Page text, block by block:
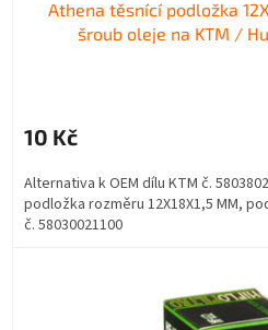
Athena těsnící podložka
šroub oleje na KTM /
10 Kč
Alternativa k OEM dílu KTM č.
podložka rozměru 12X18X1,5 MM,
č. 58030021100